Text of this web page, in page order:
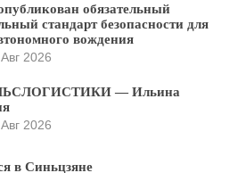
обязательный
стандарт безопасности для
вождения
2026
— Ильина
2026
в Синьцзяне